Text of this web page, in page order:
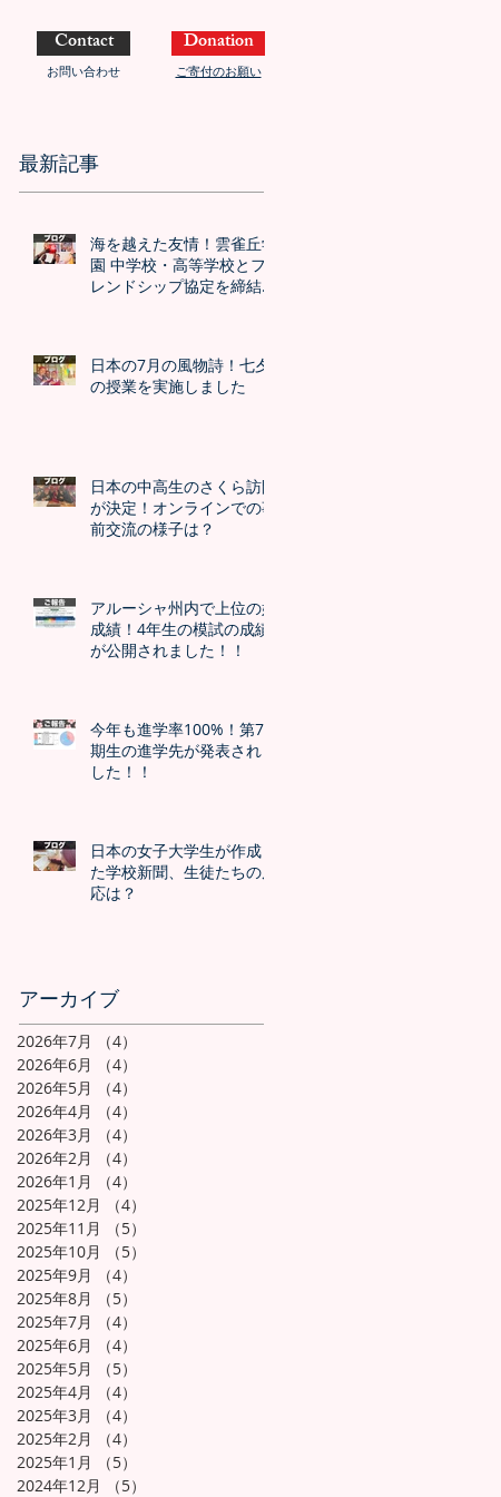
Contact
お問い合わせ
Donation
ご寄付のお願い
最新記事
海を越えた友情！雲雀丘学
園 中学校・高等学校とフ
レンドシップ協定を締結し
日本の7月の風物詩！七夕
の授業を実施しました
日本の中高生のさくら訪問
が決定！オンラインでの事
前交流の様子は？
アルーシャ州内で上位の好
成績！4年生の模試の成績
が公開されました！！
今年も進学率100%！第7
期生の進学先が発表されま
した！！
日本の女子大学生が作成し
た学校新聞、生徒たちの反
応は？
アーカイブ
2026年7月 （4）
2026年6月
（4）
2026年5月
（4）
2026年4月
（4）
2026年3月
（4）
2026年2月
（4）
2026年1月
（4）
2025年12月
（4）
2025年11月
（5）
2025年10月
（5）
2025年9月
（4）
2025年8月
（5）
2025年7月
（4）
2025年6月
（4）
2025年5月
（5）
2025年4月
（4）
2025年3月
（4）
2025年2月
（4）
2025年1月
（5）
2024年12月
（5）